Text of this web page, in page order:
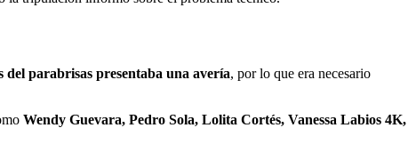
del parabrisas presentaba una avería, por lo que era necesario
Wendy Guevara, Pedro Sola, Lolita Cortés, Vanessa Labios 4K,